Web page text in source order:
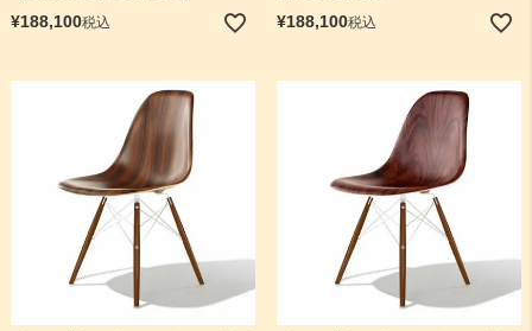
¥188,100税込 ¥188,100税込